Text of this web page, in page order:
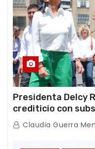
Presidenta Delcy
crediticio con
con Juntas de
Claudia Guerra